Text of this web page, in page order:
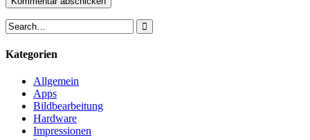
Kategorien
Allgemein
Apps
Bildbearbeitung
Hardware
Impressionen